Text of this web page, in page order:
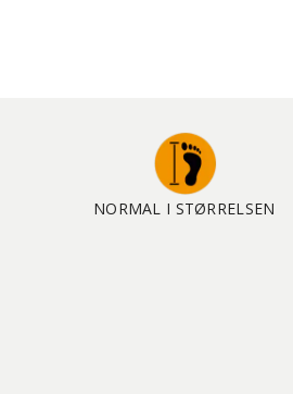
NORMAL I STØRRELSEN